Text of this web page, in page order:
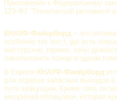
Приложения к Федеральному
123-ФЗ "Технический регламент
КНАУФ-Файерборд – это
особенно тех мест, где есть
мастерские, гаражи, зоны
локализовать пожар в одном
В Европе КНАУФ-Фаейрборд
для отделки запасных выходов
пути эвакуации. Кроме того, он
негорючей облицовки, которая